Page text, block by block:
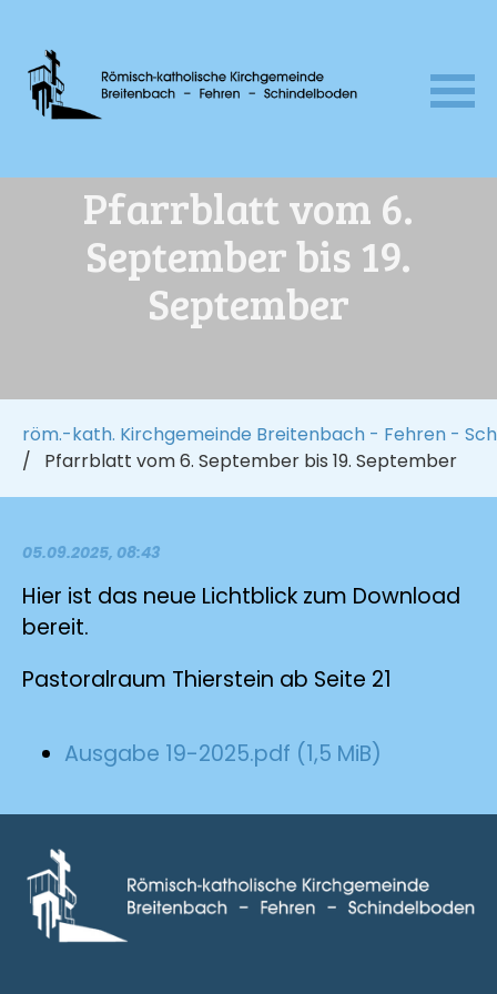
Navigation
überspringenPfarrblatt vom 6.
September bis 19.
September
röm.-kath. Kirchgemeinde Breitenbach - Fehren -
Pfarrblatt vom 6. September bis 19. September
05.09.2025, 08:43
Hier ist das neue Lichtblick zum Download
bereit.
Pastoralraum Thierstein ab Seite 21
Ausgabe 19-2025.pdf (1,5 MiB)